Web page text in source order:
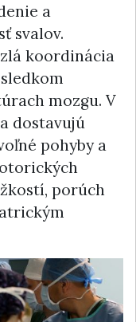
a
svalov.
koordinácia
mozgu. V
dostavujú
pohyby a
porúch